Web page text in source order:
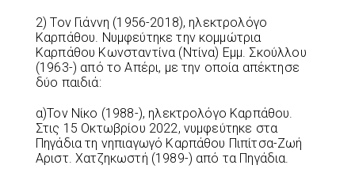
2) Τον Γιάννη (1956-2018), ηλεκτρολόγο
Καρπάθου. Νυμφεύτηκε την κομμώτρια
Καρπάθου Κωνσταντίνα (Ντίνα) Εμμ. Σκούλλου
(1963-) από το Απέρι, με την οποία απέκτησε
δύο παιδιά:
α)Τον Νίκο (1988-), ηλεκτρολόγο Καρπάθου.
Στις 15 Οκτωβρίου 2022, νυμφεύτηκε στα
Πηγάδια τη νηπιαγωγό Καρπάθου Πιπίτσα-Ζωή
Αριστ. Χατζηκωστή (1989-) από τα Πηγάδια.